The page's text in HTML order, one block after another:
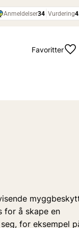
Favoritter
for å skape en
for eksempel